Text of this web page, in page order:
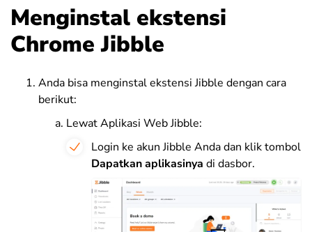
Menginstal ekstensi
Chrome Jibble
Anda bisa menginstal ekstensi Jibble dengan cara
berikut:
Lewat Aplikasi Web Jibble:
Login ke akun Jibble Anda dan klik tombol
Dapatkan aplikasinya di dasbor.